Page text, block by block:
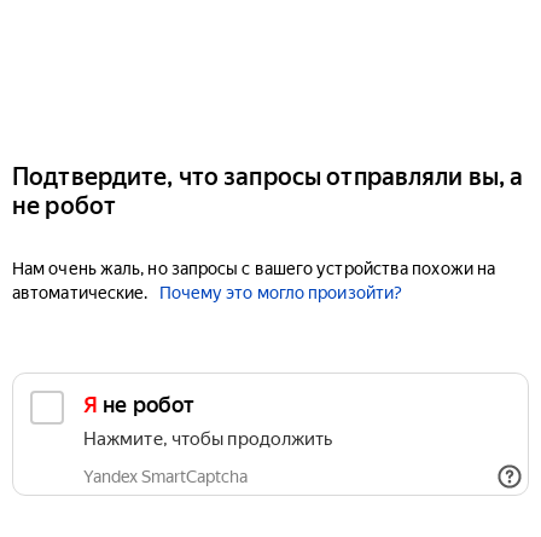
Подтвердите, что запросы отправляли вы, а
не робот
Нам очень жаль, но запросы с вашего устройства похожи на
автоматические.
Почему это могло произойти?
Я не робот
Нажмите, чтобы продолжить
Yandex SmartCaptcha